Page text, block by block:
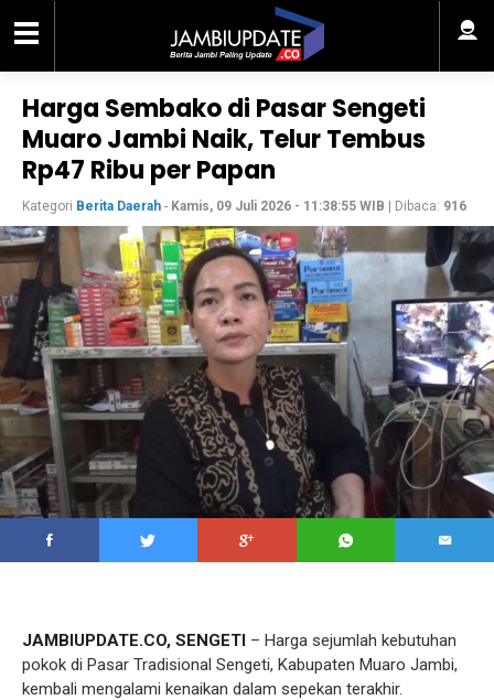
Harga Sembako di Pasar Sengeti
Muaro Jambi Naik, Telur Tembus
Rp47 Ribu per Papan
Kategori Berita Daerah - Kamis, 09 Juli 2026 - 11:38:55 WIB | Dibaca: 916
JAMBIUPDATE.CO, SENGETI – Harga sejumlah kebutuhan
pokok di Pasar Tradisional Sengeti, Kabupaten Muaro Jambi,
kembali mengalami kenaikan dalam sepekan terakhir.